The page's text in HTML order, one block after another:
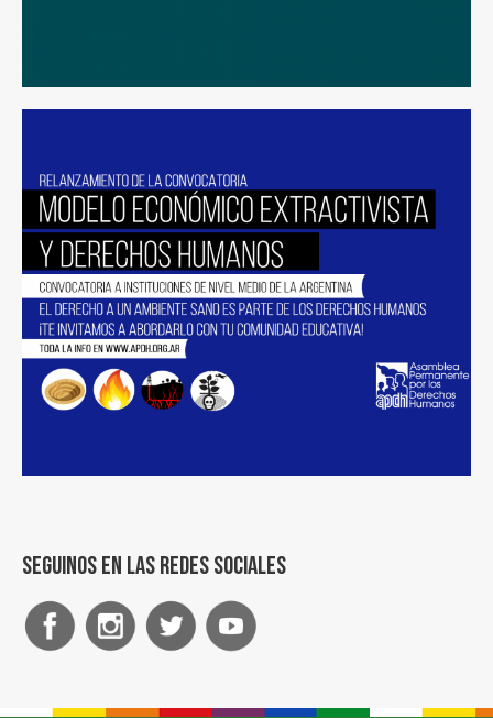
Seguinos en las redes sociales